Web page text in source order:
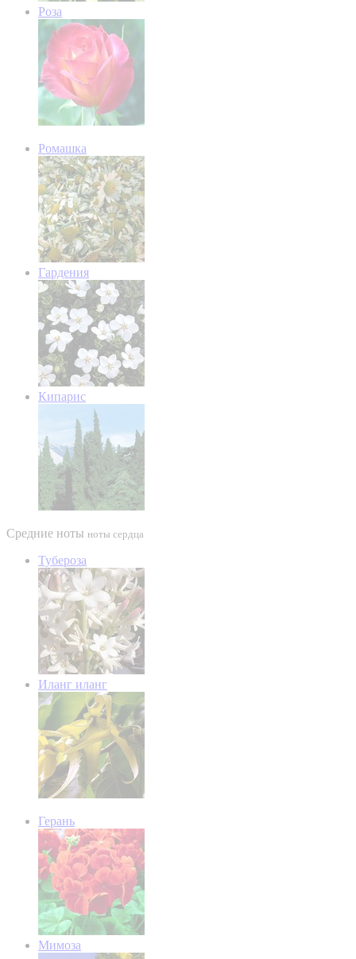
Роза
Ромашка
Гардения
Кипарис
Средние ноты ноты сердца
Тубероза
Иланг иланг
Герань
Мимоза